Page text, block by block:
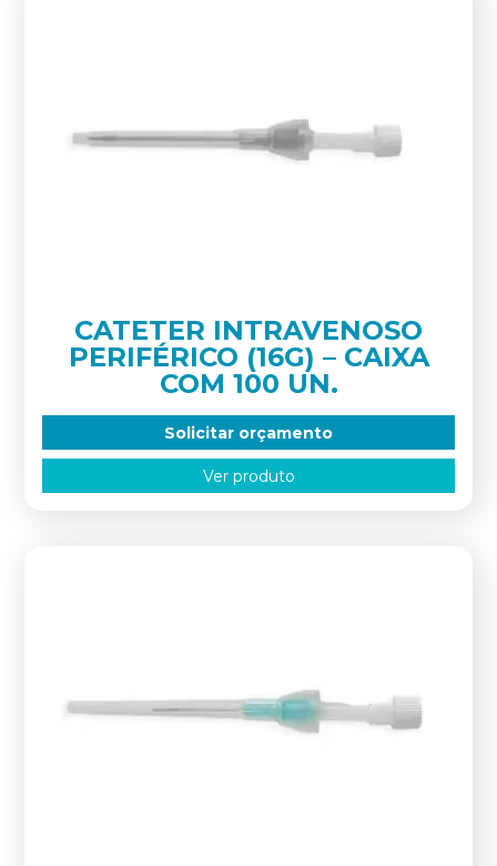
CATETER INTRAVENOSO
PERIFÉRICO (16G) – CAIXA
COM 100 UN.
Solicitar orçamento
Ver produto